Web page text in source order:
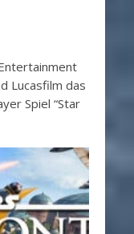
Lucasfilm das
Spiel “Star